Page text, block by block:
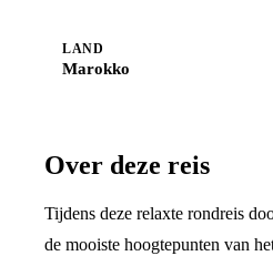
LAND
Marokko
Over deze reis
Tijdens deze relaxte rondreis
de mooiste hoogtepunten van